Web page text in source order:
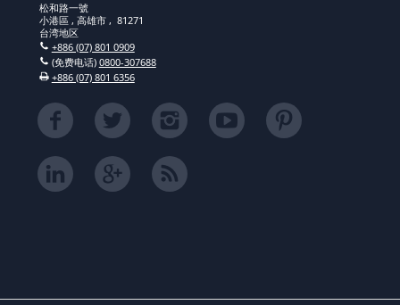
松和路一號
小港區 , 高雄市 , 81271
台湾地区
+886 (07) 801 0909
(免费电话) 0800-307688
+886 (07) 801 6356